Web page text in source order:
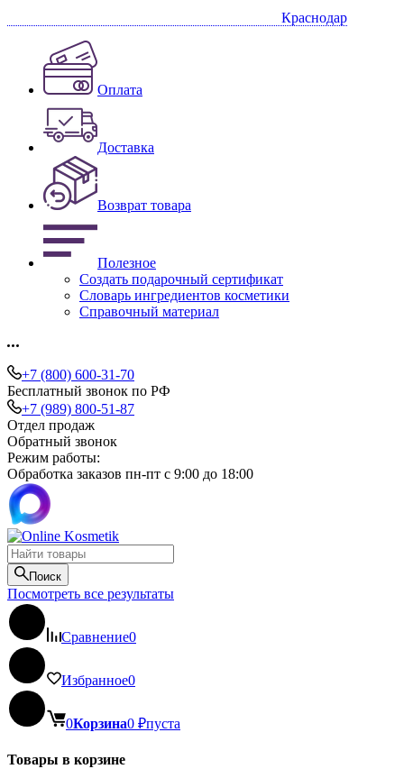
Краснодар
Оплата
Доставка
Возврат товара
Полезное
Создать подарочный сертификат
Словарь ингредиентов косметики
Справочный материал
+7 (800) 600-31-70
Бесплатный звонок по РФ
+7 (989) 800-51-87
Отдел продаж
Обратный звонок
Режим работы:
Обработка заказов пн-пт с 9:00 до 18:00
Поиск
Посмотреть все результаты
Сравнение0
Избранное0
0Корзина0 ₽пуста
Товары в корзине